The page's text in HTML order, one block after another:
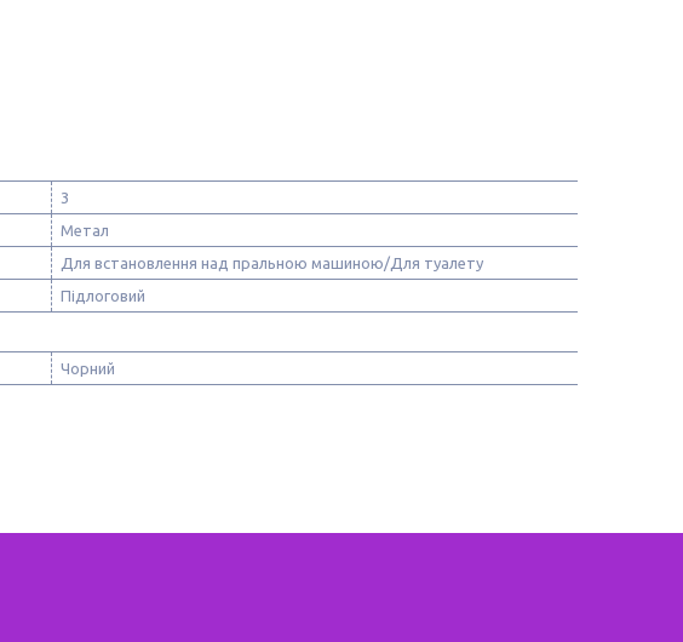
3
Метал
Для встановлення над пральною машиною/Для туалету
Підлоговий
Чорний